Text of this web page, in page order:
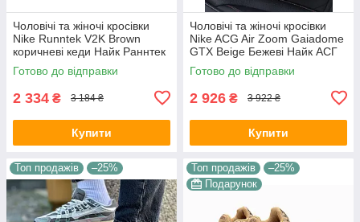
Чоловічі та жіночі кросівки
Nike Runntek V2K Brown
коричневі кеди Найк Раннтек
В2К текстиль демісезон
унісекс В'єтнам
Готово до відправки
2 334 ₴ 3 184 ₴
Купити
Чоловічі та жіночі кросівки
Nike ACG Air Zoom Gaiadome
GTX Beige Бежеві Найк АСГ
гума текстиль gore-tex осінь
зима унісекс
Готово до відправки
2 926 ₴ 3 922 ₴
Купити
Топ продажів –25% Топ продажів
–25%
Подарунок